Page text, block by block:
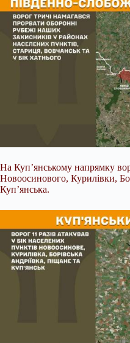
На Куп’янському напрямку
Новоосинового, Курилівки,
Куп’янська.